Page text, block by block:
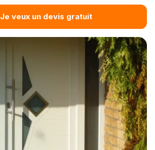
Je veux un devis gratuit